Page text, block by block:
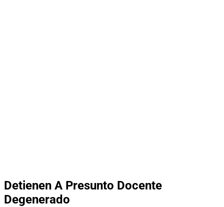
Detienen A Presunto Docente
Degenerado